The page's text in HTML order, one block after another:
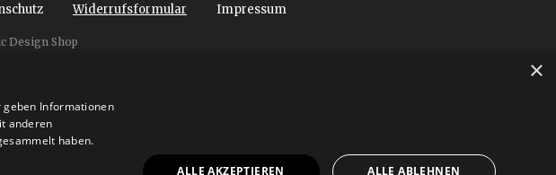
Widerrufsformular Impressum
Design Shop
×
geben Informationen
anderen
haben.
ALLE AKZEPTIEREN
ALLE ABLEHNEN